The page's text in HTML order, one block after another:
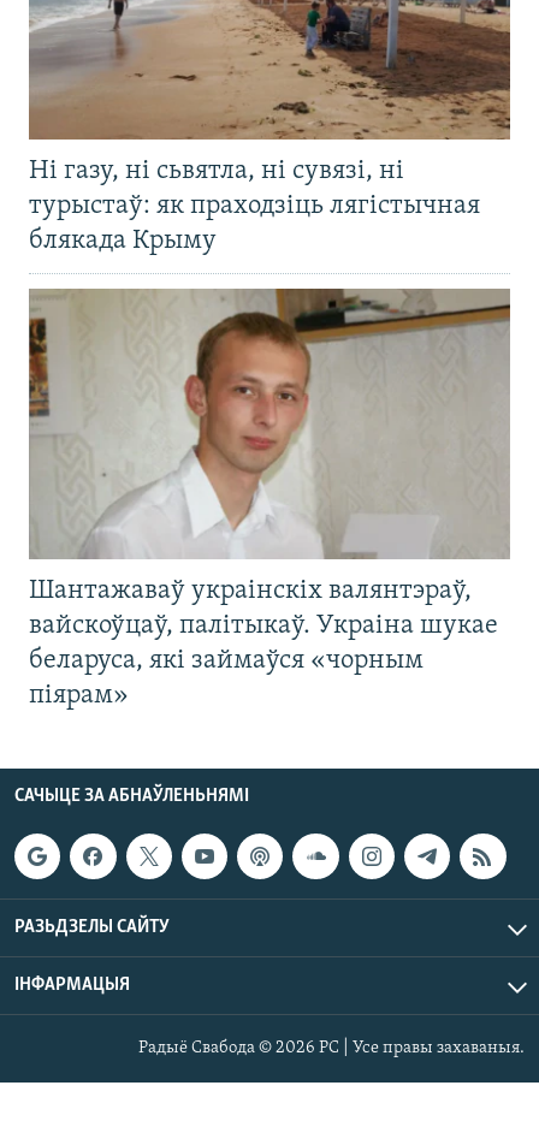
Ні газу, ні сьвятла, ні сувязі, ні
турыстаў: як праходзіць лягістычная
блякада Крыму
Шантажаваў украінскіх валянтэраў,
вайскоўцаў, палітыкаў. Украіна шукае
беларуса, які займаўся «чорным
піярам»
САЧЫЦЕ ЗА АБНАЎЛЕНЬНЯМІ
РАЗЬДЗЕЛЫ САЙТУ
ІНФАРМАЦЫЯ
Радыё Свабода © 2026 РС | Усе правы захаваныя.